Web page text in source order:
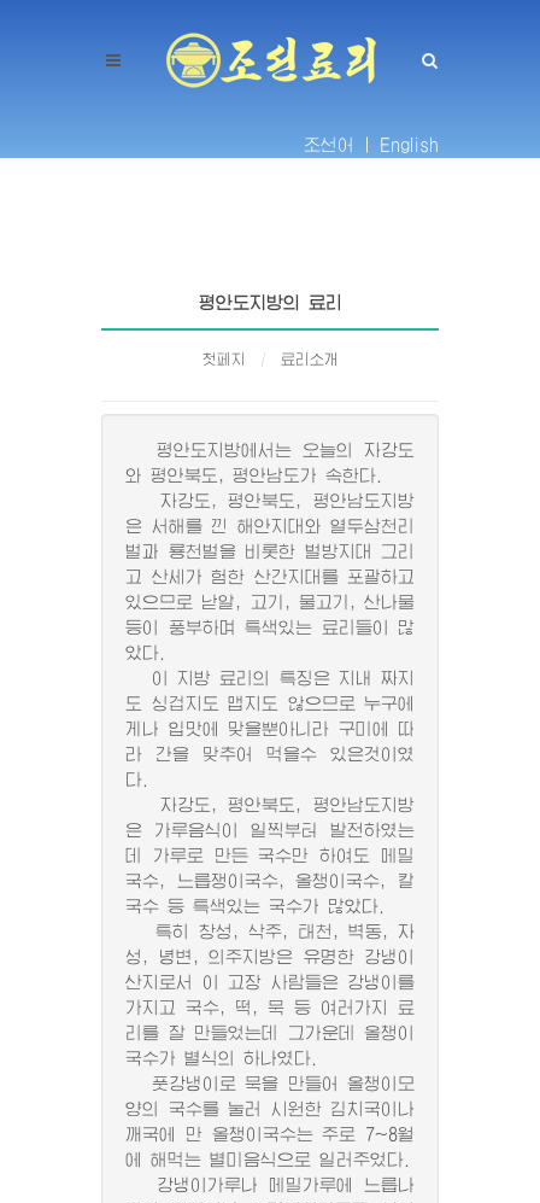
조선어 | English
평안도지방의 료리
첫페지 료리소개
평안도지방에서는 오늘의 자강도
와 평안북도, 평안남도가 속한다.
자강도, 평안북도, 평안남도지방
은 서해를 낀 해안지대와 열두삼천리
벌과 룡천벌을 비롯한 벌방지대 그리
고 산세가 험한 산간지대를 포괄하고
있으므로 낟알, 고기, 물고기, 산나물
등이 풍부하며 특색있는 료리들이 많
았다.
이 지방 료리의 특징은 지내 짜지
도 싱겁지도 맵지도 않으므로 누구에
게나 입맛에 맞을뿐아니라 구미에 따
라 간을 맞추어 먹을수 있은것이였
다.
자강도, 평안북도, 평안남도지방
은 가루음식이 일찍부터 발전하였는
데 가루로 만든 국수만 하여도 메밀
국수, 느릅쟁이국수, 올챙이국수, 칼
국수 등 특색있는 국수가 많았다.
특히 창성, 삭주, 태천, 벽동, 자
성, 녕변, 의주지방은 유명한 강냉이
산지로서 이 고장 사람들은 강냉이를
가지고 국수, 떡, 묵 등 여러가지 료
리를 잘 만들었는데 그가운데 올챙이
국수가 별식의 하나였다.
풋강냉이로 묵을 만들어 올챙이모
양의 국수를 눌러 시원한 김치국이나
깨국에 만 올챙이국수는 주로 7~8월
에 해먹는 별미음식으로 일러주었다.
강냉이가루나 메밀가루에 느릅나